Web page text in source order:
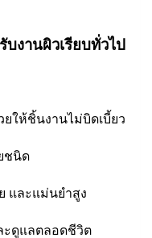
บงานผิวเรียบทั่วไป
ให้ชิ้นงานไม่บิดเบี้ยว
ชนิด
และแม่นยำสูง
ะดูแลตลอดชีวิต